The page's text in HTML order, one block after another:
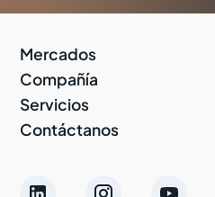
Mercados
Compañía
Servicios
Contáctanos